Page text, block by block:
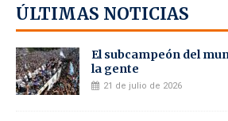
ÚLTIMAS NOTICIAS
El subcampeón del
la gente
21 de julio de 2026